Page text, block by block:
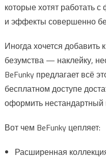
которые хотят работать
и эффекты совершенно
Иногда хочется
безумства — наклейку,
BeFunky предлагает всё
бесплатном доступе
оформить
Вот чем BeFunky цепляет:
Расширенная